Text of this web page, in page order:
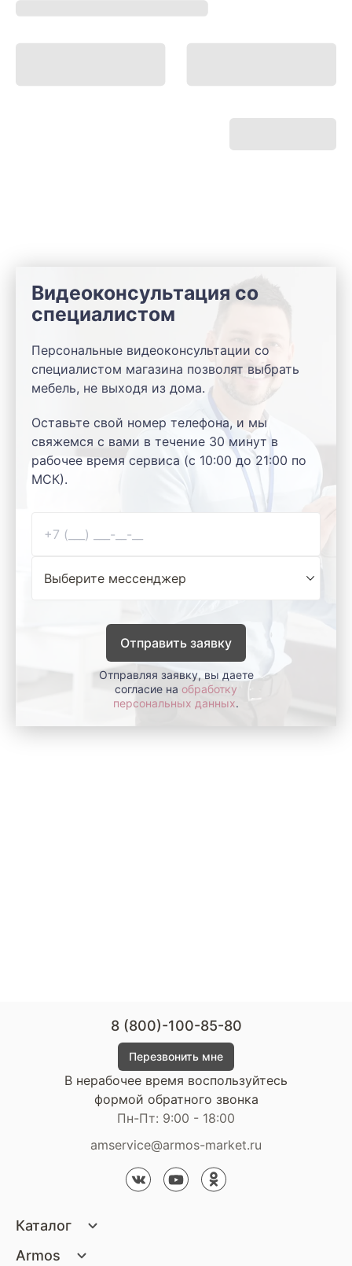
Видеоконсультация со
специалистом
Персональные видеоконсультации со
специалистом магазина позволят выбрать
мебель, не выходя из дома.
Оставьте свой номер телефона, и мы
свяжемся с вами в течение 30 минут в
рабочее время сервиса (с 10:00 до 21:00 по
МСК).
Отправить заявку
Отправляя заявку, вы даете
согласие на обработку
персональных данных.
Каталог
Armos
8 (800)-100-85-80
Перезвонить мне
В нерабочее время воспользуйтесь
формой обратного звонка
Пн-Пт: 9:00 - 18:00
amservice@armos-market.ru